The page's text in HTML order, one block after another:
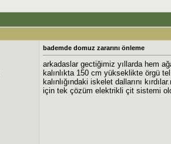
bademde domuz zararını önleme
arkadaslar gectiğimiz yıllarda hem
kalınlıkta 150 cm yükseklikte örgü
kalınlığındaki iskelet dallarını
için tek çözüm elektrikli çit sistemi